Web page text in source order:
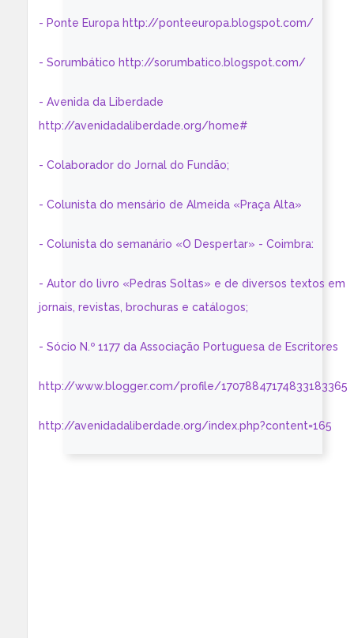
- Ponte Europa http://ponteeuropa.blogspot.com/
- Sorumbático http://sorumbatico.blogspot.com/
- Avenida da Liberdade
http://avenidadaliberdade.org/home#
- Colaborador do Jornal do Fundão;
- Colunista do mensário de Almeida «Praça Alta»
- Colunista do semanário «O Despertar» - Coimbra:
- Autor do livro «Pedras Soltas» e de diversos textos em
jornais, revistas, brochuras e catálogos;
- Sócio N.º 1177 da Associação Portuguesa de Escritores
http://www.blogger.com/profile/17078847174833183365
http://avenidadaliberdade.org/index.php?content=165